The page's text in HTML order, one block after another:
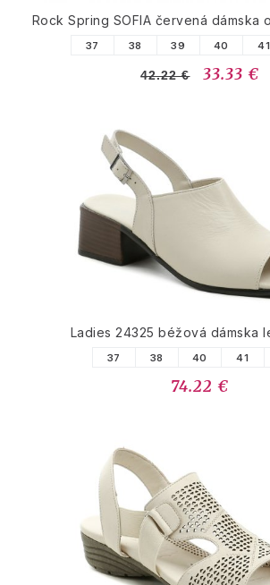
Rock Spring SOFIA červená dámska
37 38 39 40 41
42.22 € 33.33 €
Ladies 24325 béžová dámska
37 38 40 41
74.22 €